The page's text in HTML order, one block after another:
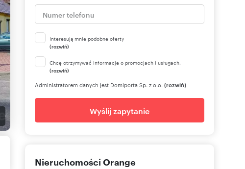
Interesują mnie podobne oferty
(rozwiń)
Chcę otrzymywać informacje o promocjach i usługach.
(rozwiń)
Administratorem danych jest Domiporta Sp. z o.o. (rozwiń)
Wyślij zapytanie
Nieruchomości Orange